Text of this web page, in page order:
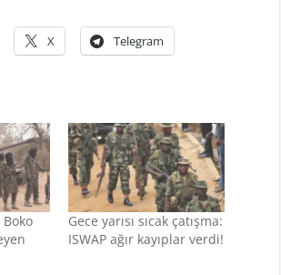
X Telegram
Boko
Gece yarısı sıcak çatışma:
ISWAP ağır kayıplar verdi!